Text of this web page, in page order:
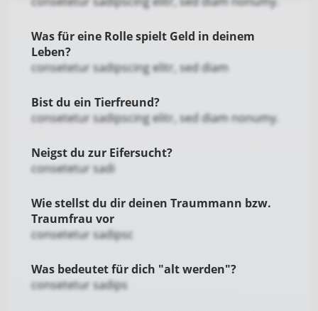
Was für eine Rolle spielt Geld in deinem
Leben?
consetetur sadipscing elitr, sed diam
Bist du ein Tierfreund?
consetetur sadipscing elitr, sed diam nonumy.
Neigst du zur Eifersucht?
consetetur sadi
Wie stellst du dir deinen Traummann bzw.
Traumfrau vor
consetetur sadipsc
Was bedeutet für dich "alt werden"?
consetetur sadips